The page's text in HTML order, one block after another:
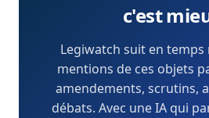
c'est
Legiwatch suit en temps
mentions de ces objets
amendements, scrutins,
débats. Avec une IA qui